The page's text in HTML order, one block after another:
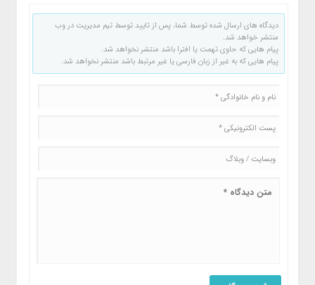
دیدگاه های ارسال شده توسط شما، پس از تایید توسط تیم مدیریت در وب
منتشر خواهد شد.
پیام هایی که حاوی تهمت یا افترا باشد منتشر نخواهد شد.
پیام هایی که به غیر از زبان فارسی یا غیر مرتبط باشد منتشر نخواهد شد.